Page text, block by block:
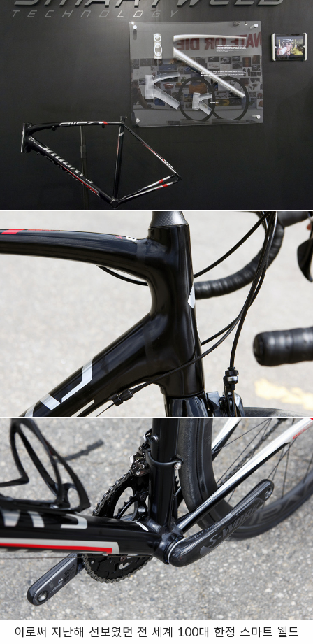
이로써 지난해 선보였던 전 세계 100대 한정 스마트 웰드